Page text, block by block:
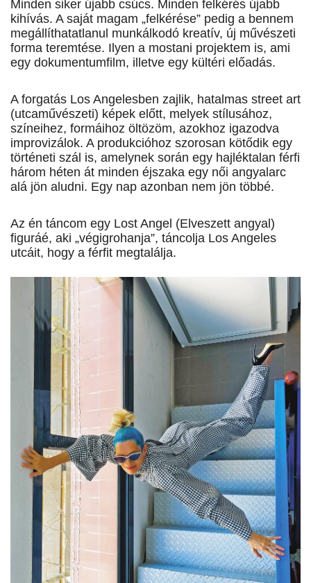
Minden siker újabb csúcs. Minden felkérés újabb
kihívás. A saját magam „felkérése” pedig a bennem
megállíthatatlanul munkálkodó kreatív, új művészeti
forma teremtése. Ilyen a mostani projektem is, ami
egy dokumentumfilm, illetve egy kültéri előadás.
A forgatás Los Angelesben zajlik, hatalmas street art
(utcaművészeti) képek előtt, melyek stílusához,
színeihez, formáihoz öltözöm, azokhoz igazodva
improvizálok. A produk­cióhoz szorosan kötődik egy
történeti szál is, amelynek során egy hajléktalan férfi
három héten át minden éjszaka egy női angyalarc
alá jön aludni. Egy nap azonban nem jön többé.
Az én táncom egy Lost Angel (Elveszett angyal)
figuráé, aki „végigrohanja”, táncolja Los Angeles
utcáit, hogy a férfit megtalálja.